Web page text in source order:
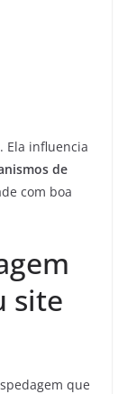
. Ela influencia
de
com boa
site
que